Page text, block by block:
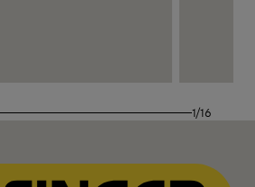
1/16